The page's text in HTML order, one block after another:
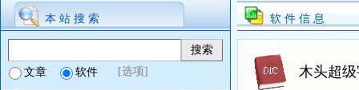
本 站 搜 索
文章 软件 [选项]
软 件 信 息
木头超